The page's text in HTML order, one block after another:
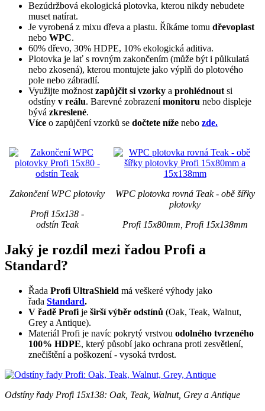
Bezúdržbová ekologická plotovka, kterou nikdy nebudete
muset natírat.
Je vyrobená z mixu dřeva a plastu. Říkáme tomu dřevoplast
nebo WPC.
60% dřevo, 30% HDPE, 10% ekologická aditiva.
Plotovka je lať s rovným zakončením (může být i půlkulatá
nebo zkosená), kterou montujete jako výplň do plotového
pole nebo zábradlí.
Využijte možnost zapůjčit si vzorky a prohlédnout si
odstíny v reálu. Barevné zobrazenímonitoru nebo displeje
bývá zkreslené.
Více o zapůjčení vzorků se dočtete níže nebo zde.
Zakončení WPC plotovky
Profi 15x138 -
odstín Teak
WPC plotovka rovná Teak - obě šířky
plotovky
Profi 15x80mm, Profi 15x138mm
Jaký je rozdíl mezi řadou Profi a
Standard?
Řada Profi UltraShield má veškeré výhody jako
řada Standard.
V řadě Profi je širší výběr odstínů (Oak, Teak, Walnut,
Grey a Antique).
Materiál Profi je navíc pokrytý vrstvou odolného tvrzeného
100% HDPE, který působí jako ochrana proti zesvětlení,
znečištění a poškození - vysoká tvrdost.
Odstíny řady Profi 15x138: Oak, Teak, Walnut, Grey a Antique